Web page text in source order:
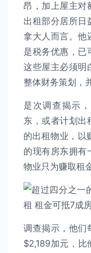
昂，加上屋主对
出租部分居所日
拿大人而言。他
是税务优惠，已
这些屋主必须明
整体财务策划，
是次调查揭示
东，或者计划出
的出租物业，以
的现有房东拥有
物业只为赚取租
调查揭示，他们
$2,189加元，比